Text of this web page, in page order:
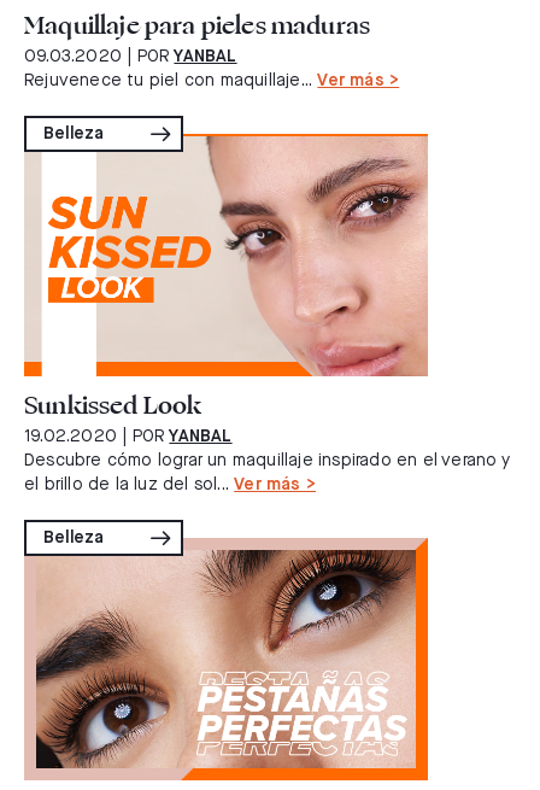
Maquillaje para pieles maduras
09.03.2020 | POR YANBAL
Rejuvenece tu piel con maquillaje...Ver más >
Belleza
Sunkissed Look
19.02.2020 | POR YANBAL
Descubre cómo lograr un maquillaje inspirado en el verano y
el brillo de la luz del sol...Ver más >
Belleza